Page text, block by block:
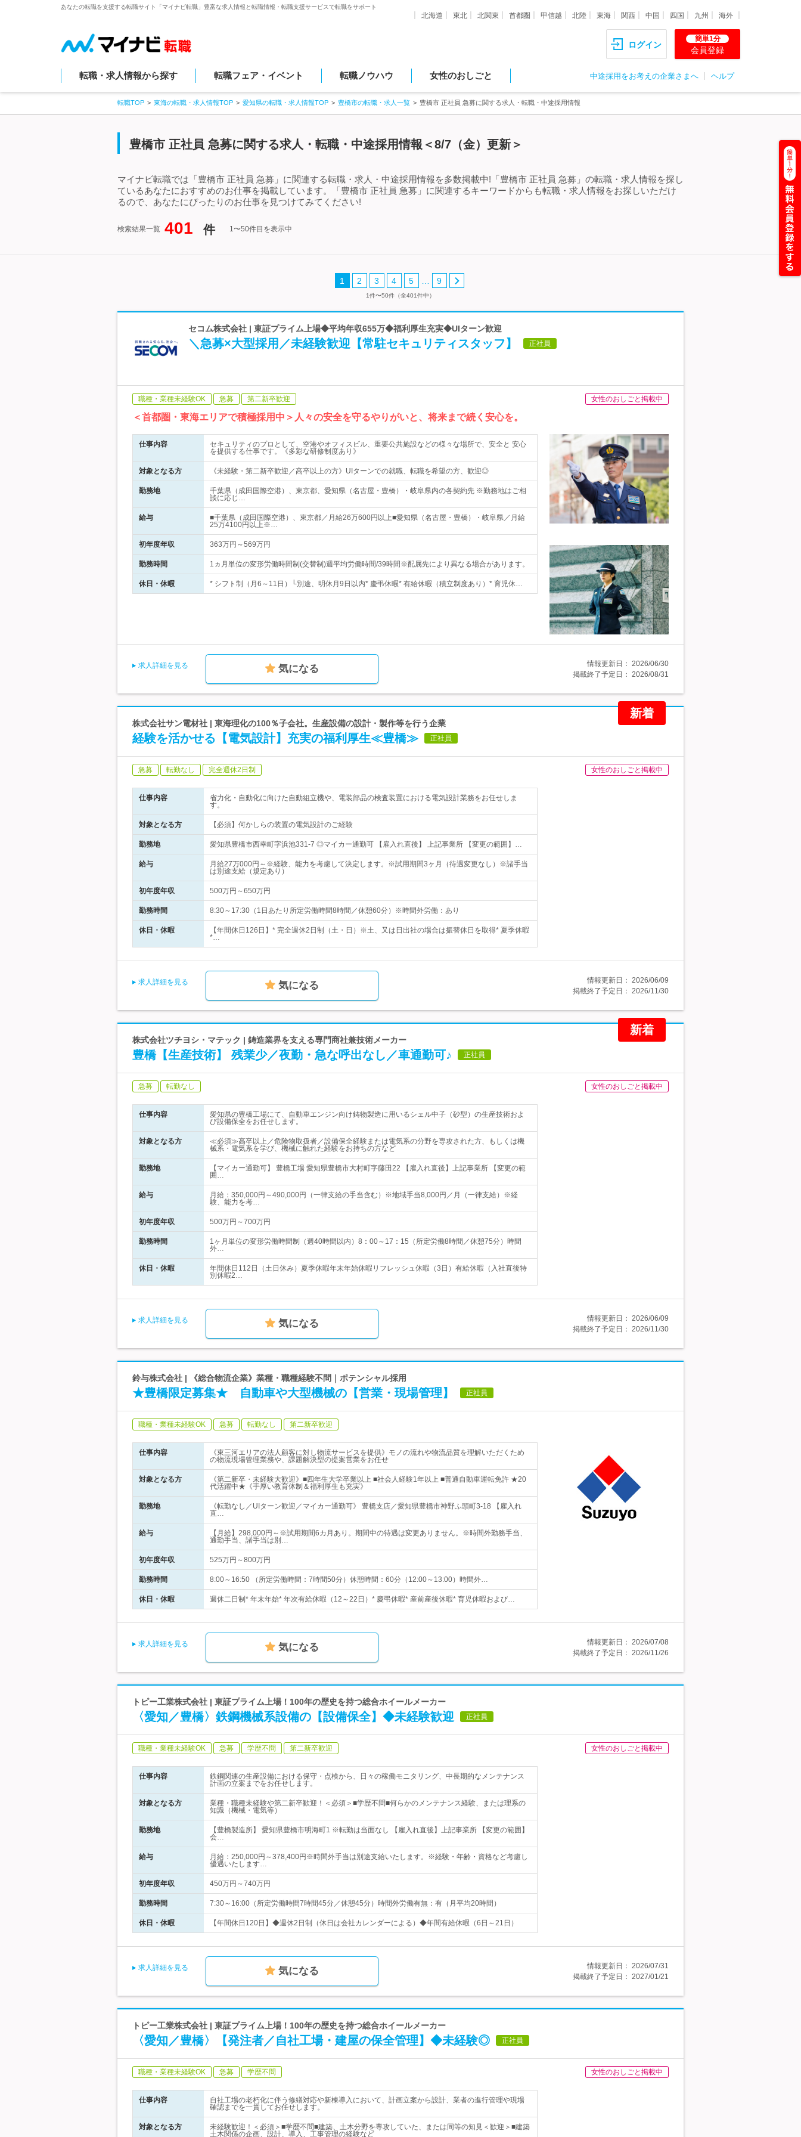
あなたの転職を支援する転職サイト「マイナビ転職」豊富な求人情報と転職情報・転職支援サービスで転職をサポート
北海道 東北 北関東 首都圏 甲信越 北陸 東海 関西 中国 四国 九州 海外
ログイン
簡単1分
会員登録
転職・求人情報から探す 転職フェア・イベント 転職ノウハウ 女性のおしごと 中途採用をお考えの企業さまへ ヘルプ
転職TOP 東海の転職・求人情報TOP 愛知県の転職・求人情報TOP 豊橋市の転職・求人一覧 豊橋市 正社員 急募に関する求人・転職・中途採用情報
豊橋市 正社員 急募に関する求人・転職・中途採用情報＜8/7（金）更新＞
マイナビ転職では「豊橋市 正社員 急募」に関連する転職・求人・中途採用情報を多数掲載中!「豊橋市 正社員 急募」の転職・求人情報を探し
ているあなたにおすすめのお仕事を掲載しています。「豊橋市 正社員 急募」に関連するキーワードからも転職・求人情報をお探しいただけ
るので、あなたにぴったりのお仕事を見つけてみてください!
検索結果一覧 401 件 1〜50件目を表示中
1 2 3 4 5 9
1件〜50件（全401件中）
セコム株式会社 | 東証プライム上場◆平均年収655万◆福利厚生充実◆UIターン歓迎
＼急募×大型採用／未経験歓迎【常駐セキュリティスタッフ】 正社員
職種・業種未経験OK 急募 第二新卒歓迎 女性のおしごと掲載中
＜首都圏・東海エリアで積極採用中＞人々の安全を守るやりがいと、将来まで続く安心を。
仕事内容
セキュリティのプロとして、空港やオフィスビル、重要公共施設などの様々な場所で、安全と 安心
を提供する仕事です。《多彩な研修制度あり》
対象となる方 《未経験・第二新卒歓迎／高卒以上の方》UIターンでの就職、転職を希望の方、歓迎◎
勤務地
千葉県（成田国際空港）、東京都、愛知県（名古屋・豊橋）・岐阜県内の各契約先 ※勤務地はご相
談に応じ…
給与
■千葉県（成田国際空港）、東京都／月給26万600円以上■愛知県（名古屋・豊橋）・岐阜県／月給
25万4100円以上※…
初年度年収 363万円～569万円
勤務時間 1ヵ月単位の変形労働時間制(交替制)週平均労働時間/39時間※配属先により異なる場合があります。
休日・休暇 * シフト制（月6～11日）└別途、明休月9日以内* 慶弔休暇* 有給休暇（積立制度あり）* 育児休…
求人詳細を見る 気になる 情報更新日： 2026/06/30
掲載終了予定日： 2026/08/31
新着
株式会社サン電材社 | 東海理化の100％子会社。生産設備の設計・製作等を行う企業
経験を活かせる【電気設計】充実の福利厚生≪豊橋≫ 正社員
急募 転勤なし 完全週休2日制 女性のおしごと掲載中
仕事内容
省力化・自動化に向けた自動組立機や、電装部品の検査装置における電気設計業務をお任せしま
す。
対象となる方 【必須】何かしらの装置の電気設計のご経験
勤務地 愛知県豊橋市西幸町字浜池331-7 ◎マイカー通勤可 【雇入れ直後】 上記事業所 【変更の範囲】…
給与
月給27万000円～※経験、能力を考慮して決定します。※試用期間3ヶ月（待遇変更なし）※諸手当
は別途支給（規定あり）
初年度年収 500万円～650万円
勤務時間 8:30～17:30（1日あたり所定労働時間8時間／休憩60分）※時間外労働：あり
休日・休暇
【年間休日126日】* 完全週休2日制（土・日）※土、又は日出社の場合は振替休日を取得* 夏季休暇
*…
求人詳細を見る 気になる 情報更新日： 2026/06/09
掲載終了予定日： 2026/11/30
新着
株式会社ツチヨシ・マテック | 鋳造業界を支える専門商社兼技術メーカー
豊橋【生産技術】 残業少／夜勤・急な呼出なし／車通勤可♪ 正社員
急募 転勤なし 女性のおしごと掲載中
仕事内容
愛知県の豊橋工場にて、自動車エンジン向け鋳物製造に用いるシェル中子（砂型）の生産技術およ
び設備保全をお任せします。
対象となる方
≪必須≫高卒以上／危険物取扱者／設備保全経験または電気系の分野を専攻された方、もしくは機
械系・電気系を学び、機械に触れた経験をお持ちの方など
勤務地
【マイカー通勤可】 豊橋工場 愛知県豊橋市大村町字藤田22 【雇入れ直後】上記事業所 【変更の範
囲…
給与
月給：350,000円～490,000円（一律支給の手当含む）※地域手当8,000円／月（一律支給）※経
験、能力を考…
初年度年収 500万円～700万円
勤務時間
1ヶ月単位の変形労働時間制（週40時間以内）8：00～17：15（所定労働8時間／休憩75分）時間
外…
休日・休暇
年間休日112日（土日休み）夏季休暇年末年始休暇リフレッシュ休暇（3日）有給休暇（入社直後特
別休暇2…
求人詳細を見る 気になる 情報更新日： 2026/06/09
掲載終了予定日： 2026/11/30
鈴与株式会社 | 《総合物流企業》業種・職種経験不問｜ポテンシャル採用
★豊橋限定募集★ 自動車や大型機械の【営業・現場管理】 正社員
職種・業種未経験OK 急募 転勤なし 第二新卒歓迎
仕事内容
《東三河エリアの法人顧客に対し物流サービスを提供》モノの流れや物流品質を理解いただくため
の物流現場管理業務や、課題解決型の提案営業をお任せ
対象となる方
《第二新卒・未経験大歓迎》■四年生大学卒業以上 ■社会人経験1年以上 ■普通自動車運転免許 ★20
代活躍中★《手厚い教育体制＆福利厚生も充実》
勤務地
《転勤なし／UIターン歓迎／マイカー通勤可》 豊橋支店／愛知県豊橋市神野ふ頭町3-18 【雇入れ
直…
給与
【月給】298,000円～※試用期間6カ月あり。期間中の待遇は変更ありません。※時間外勤務手当、
通勤手当、諸手当は別…
初年度年収 525万円～800万円
勤務時間 8:00～16:50 （所定労働時間：7時間50分）休憩時間：60分（12:00～13:00）時間外…
休日・休暇 週休二日制* 年末年始* 年次有給休暇（12～22日）* 慶弔休暇* 産前産後休暇* 育児休暇および…
求人詳細を見る 気になる 情報更新日： 2026/07/08
掲載終了予定日： 2026/11/26
トピー工業株式会社 | 東証プライム上場！100年の歴史を持つ総合ホイールメーカー
〈愛知／豊橋〉鉄鋼機械系設備の【設備保全】◆未経験歓迎 正社員
職種・業種未経験OK 急募 学歴不問 第二新卒歓迎 女性のおしごと掲載中
仕事内容
鉄鋼関連の生産設備における保守・点検から、日々の稼働モニタリング、中長期的なメンテナンス
計画の立案までをお任せします。
対象となる方
業種・職種未経験や第二新卒歓迎！＜必須＞■学歴不問■何らかのメンテナンス経験、または理系の
知識（機械・電気等）
勤務地
【豊橋製造所】 愛知県豊橋市明海町1 ※転勤は当面なし 【雇入れ直後】上記事業所 【変更の範囲】
会…
給与
月給：250,000円～378,400円※時間外手当は別途支給いたします。※経験・年齢・資格など考慮し
優遇いたします…
初年度年収 450万円～740万円
勤務時間 7:30～16:00（所定労働時間7時間45分／休憩45分）時間外労働有無：有（月平均20時間）
休日・休暇 【年間休日120日】◆週休2日制（休日は会社カレンダーによる）◆年間有給休暇（6日～21日）
求人詳細を見る 気になる 情報更新日： 2026/07/31
掲載終了予定日： 2027/01/21
トピー工業株式会社 | 東証プライム上場！100年の歴史を持つ総合ホイールメーカー
〈愛知／豊橋〉【発注者／自社工場・建屋の保全管理】◆未経験◎ 正社員
職種・業種未経験OK 急募 学歴不問 女性のおしごと掲載中
仕事内容
自社工場の老朽化に伴う修繕対応や新棟導入において、計画立案から設計、業者の進行管理や現場
確認までを一貫してお任せします。
対象となる方
未経験歓迎！＜必須＞■学歴不問■建築、土木分野を専攻していた、または同等の知見＜歓迎＞■建築
土木関係の企画、設計、導入、工事管理の経験など